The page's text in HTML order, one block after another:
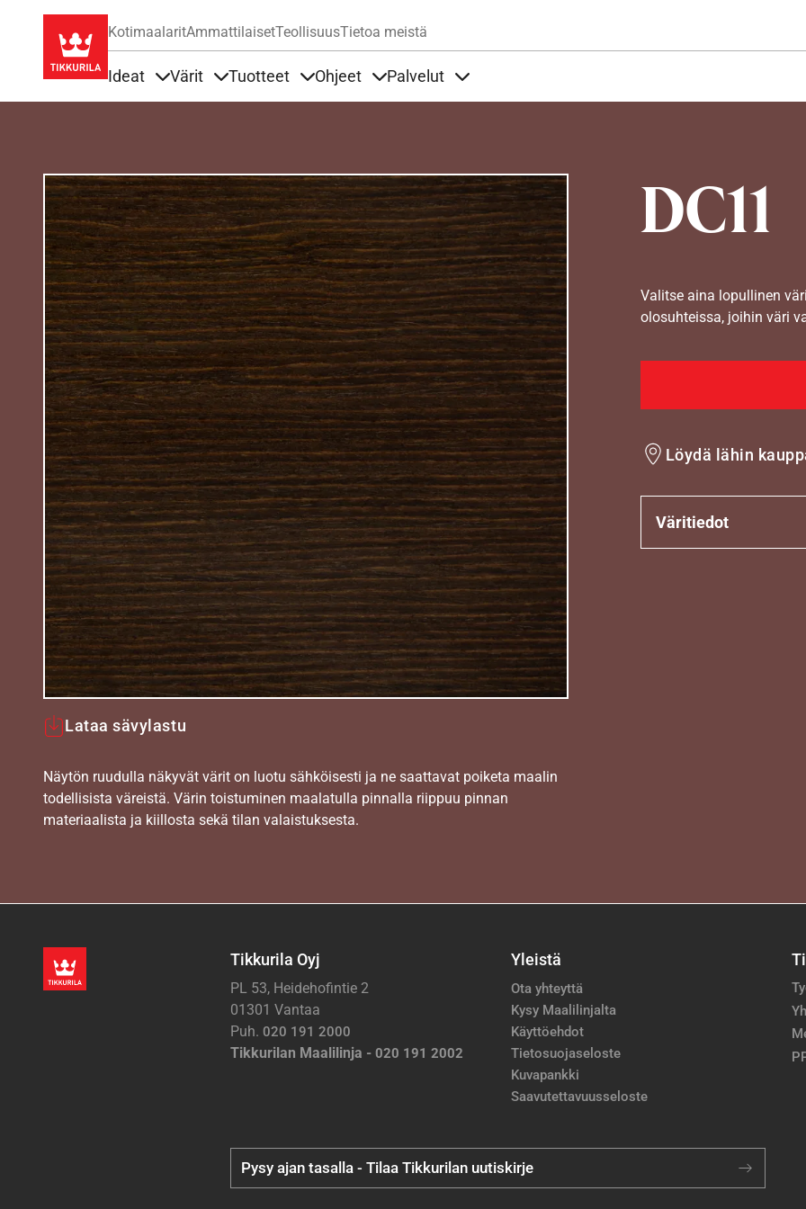
KotimaalaritAmmattilaisetTeollisuusTietoa meistä
Ideat Värit Tuotteet Ohjeet Palvelut
DC11
Lataa sävylastu
Näytön ruudulla näkyvät värit on luotu sähköisesti ja ne saattavat poiketa maalin
todellisista väreistä. Värin toistuminen maalatulla pinnalla riippuu pinnan
materiaalista ja kiillosta sekä tilan valaistuksesta.
Valitse aina lopullinen
olosuhteissa, joihin väri
Löydä lähin
Väritiedot
Tikkurila Oyj
PL 53, Heidehofintie 2
01301 Vantaa
Puh. 020 191 2000
Tikkurilan Maalilinja - 020 191 2002
Yleistä
Ota yhteyttä
Kysy Maalilinjalta
Käyttöehdot
Tietosuojaseloste
Kuvapankki
Saavutettavuusseloste
Pysy ajan tasalla - Tilaa Tikkurilan uutiskirje